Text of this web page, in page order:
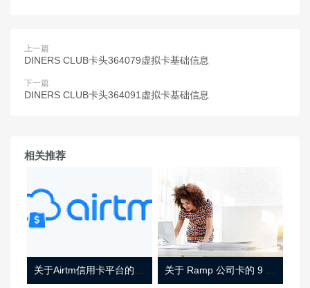
上一篇
DINERS CLUB卡头364079虚拟卡基础信息
下一篇
DINERS CLUB卡头364091虚拟卡基础信息
相关推荐